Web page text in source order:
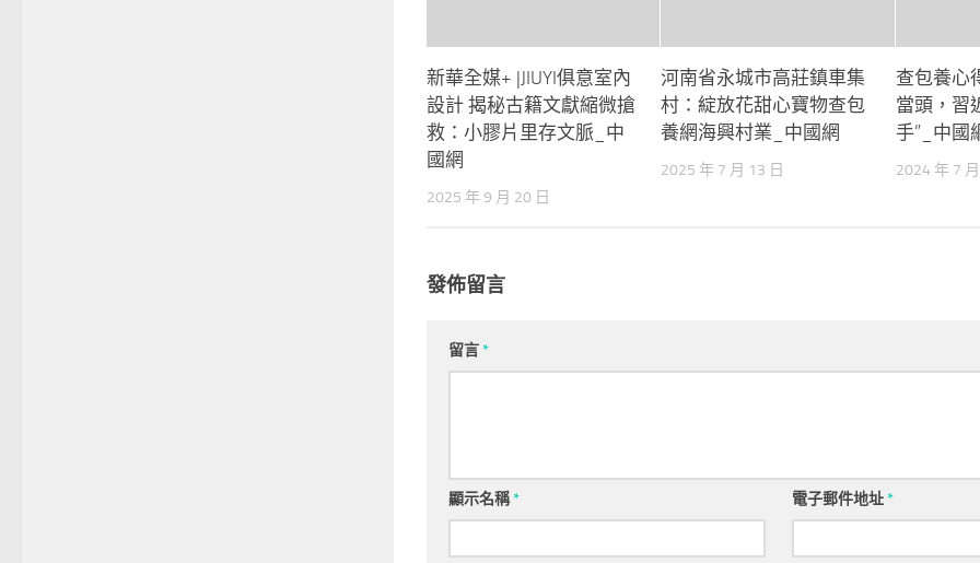
新華全媒+ |JIUYI俱意室內
設計 揭秘古籍文獻縮微搶
救：小膠片里存文脈_中
國網
2025 年 9 月 20 日
河南省永城市高莊鎮車集
村：綻放花甜心寶物查包
養網海興村業_中國網
2025 年 7 月 13 日
查包養心
當頭，習
手”_中國
2024 年 7
發佈留言
留言*
顯示名稱* 電子郵件地址*